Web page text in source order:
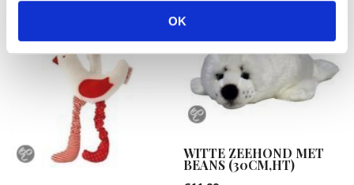
OK
WITTE ZEEHOND MET
BEANS (30CM,HT)